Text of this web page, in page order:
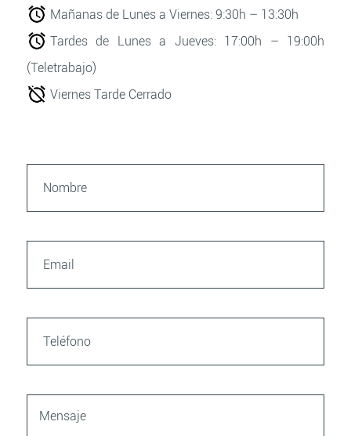
Mañanas de Lunes a Viernes: 9:30h – 13:30h
Tardes de Lunes a Jueves: 17:00h – 19:00h
(Teletrabajo)
Viernes Tarde Cerrado